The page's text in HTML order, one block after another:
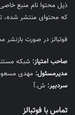
که محتوای منتشر شده،
فوتبالز در صورت بازنشر
صاحب امتیاز: شبکه
مديرمسئول: مهدی
سردبیر: ش.آ
تماس با فوتبالز